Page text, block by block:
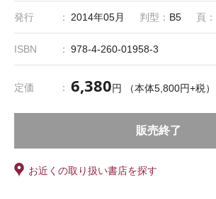
発行 2014年05月 判型： B5 頁：
ISBN 978-4-260-01958-3
定価 6,380円 （本体5,800円+税）
販売終了
お近くの取り扱い書店を探す